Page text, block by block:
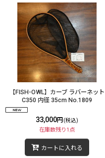
【FISH-OWL】カーブ ラバーネット
C350 内径 35cm No.1809
33,000円 (税込)
在庫数残り1点
カートに入れる